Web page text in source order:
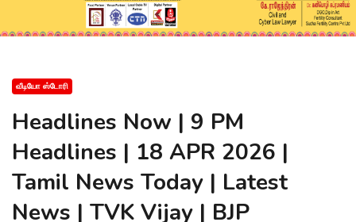
வீடியோ ஸ்டோரி
Headlines Now | 9 PM
Headlines | 18 APR 2026 |
Tamil News Today | Latest
News | TVK Vijay | BJP